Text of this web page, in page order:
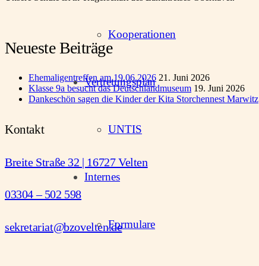
Kooperationen
Vertretungsplan
UNTIS
Internes
Formulare
Neueste Beiträge
Ehemaligentreffen am 19.06.2026 21. Juni 2026
Klasse 9a besucht das Deutschlandmuseum 19. Juni 2026
Dankeschön sagen die Kinder der Kita Storchennest Marwitz
Kontakt
Breite Straße 32 | 16727 Velten
03304 – 502 598
sekretariat@bzovelten.de